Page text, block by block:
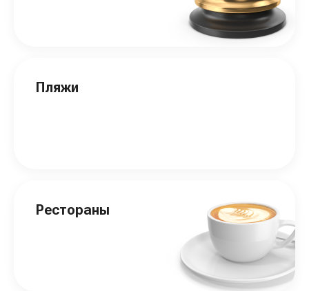
Пляжи
Рестораны